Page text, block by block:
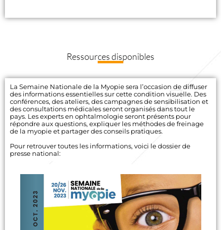
Ressources disponibles
La Semaine Nationale de la Myopie sera l’occasion de diffuser
des informations essentielles sur cette condition visuelle. Des
conférences, des ateliers, des campagnes de sensibilisation et
des consultations médicales seront organisés dans tout le
pays. Les experts en ophtalmologie seront présents pour
répondre aux questions, expliquer les méthodes de freinage
de la myopie et partager des conseils pratiques.
Pour retrouver toutes les informations, voici le dossier de
presse national: